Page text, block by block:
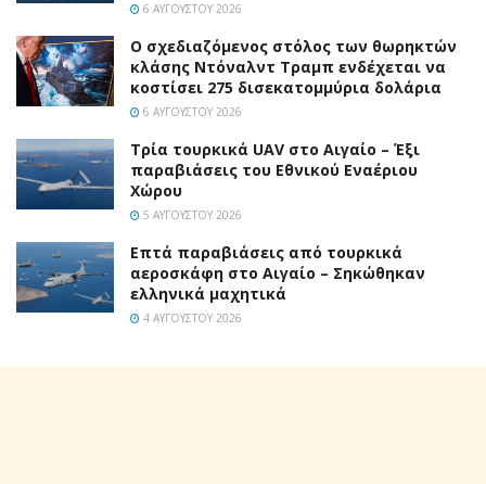
6 ΑΥΓΟΎΣΤΟΥ 2026
Ο σχεδιαζόμενος στόλος των θωρηκτών
κλάσης Ντόναλντ Τραμπ ενδέχεται να
κοστίσει 275 δισεκατομμύρια δολάρια
6 ΑΥΓΟΎΣΤΟΥ 2026
Τρία τουρκικά UAV στο Αιγαίο – Έξι
παραβιάσεις του Εθνικού Εναέριου
Χώρου
5 ΑΥΓΟΎΣΤΟΥ 2026
Επτά παραβιάσεις από τουρκικά
αεροσκάφη στο Αιγαίο – Σηκώθηκαν
ελληνικά μαχητικά
4 ΑΥΓΟΎΣΤΟΥ 2026